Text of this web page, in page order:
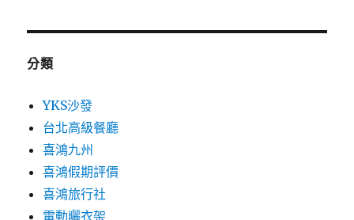
分類
YKS沙發
台北高級餐廳
喜鴻九州
喜鴻假期評價
喜鴻旅行社
電動曬衣架